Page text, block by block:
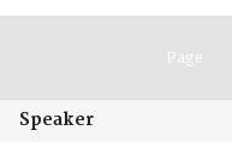
Page
Speaker